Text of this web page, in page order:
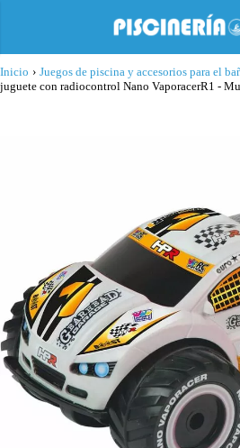
Inicio › Juegos de piscina y accesorios para el
juguete con radiocontrol Nano VaporacerR1 -